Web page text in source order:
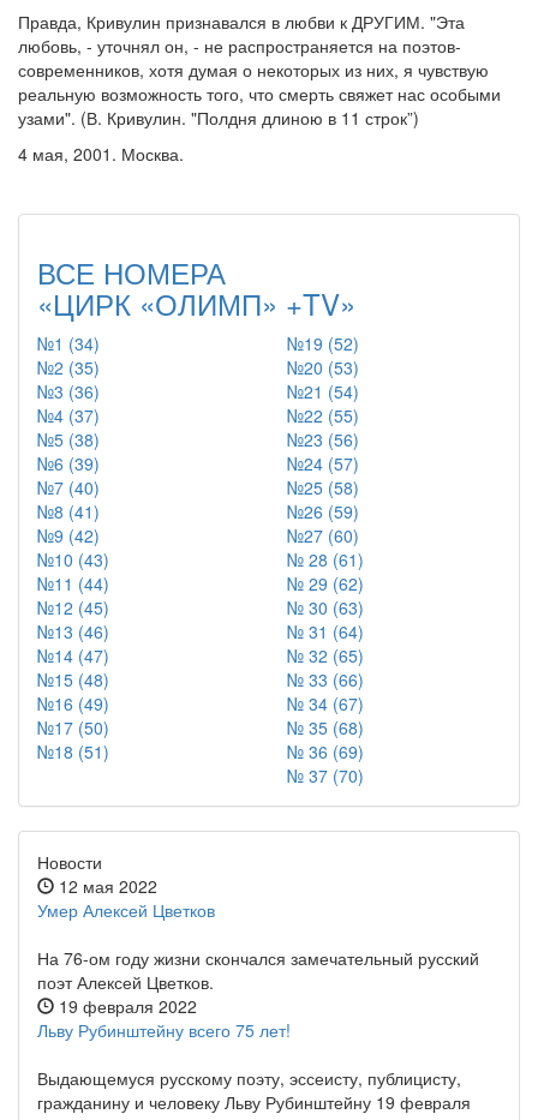
Правда, Кривулин признавался в любви к ДРУГИМ. "Эта
любовь, - уточнял он, - не распространяется на поэтов-
современников, хотя думая о некоторых из них, я чувствую
реальную возможность того, что смерть свяжет нас особыми
узами". (В. Кривулин. "Полдня длиною в 11 строк”)
4 мая, 2001. Москва.
ВСЕ НОМЕРА
«ЦИРК «ОЛИМП» +TV»
№1 (34)
№2 (35)
№3 (36)
№4 (37)
№5 (38)
№6 (39)
№7 (40)
№8 (41)
№9 (42)
№10 (43)
№11 (44)
№12 (45)
№13 (46)
№14 (47)
№15 (48)
№16 (49)
№17 (50)
№18 (51)
№19 (52)
№20 (53)
№21 (54)
№22 (55)
№23 (56)
№24 (57)
№25 (58)
№26 (59)
№27 (60)
№ 28 (61)
№ 29 (62)
№ 30 (63)
№ 31 (64)
№ 32 (65)
№ 33 (66)
№ 34 (67)
№ 35 (68)
№ 36 (69)
№ 37 (70)
Новости
12 мая 2022
Умер Алексей Цветков
На 76-ом году жизни скончался замечательный русский
поэт Алексей Цветков.
19 февраля 2022
Льву Рубинштейну всего 75 лет!
Выдающемуся русскому поэту, эссеисту, публицисту,
гражданину и человеку Льву Рубинштейну 19 февраля